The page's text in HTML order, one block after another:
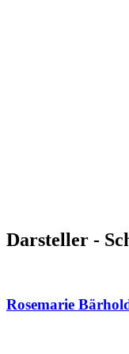
Darsteller -
Rosemarie